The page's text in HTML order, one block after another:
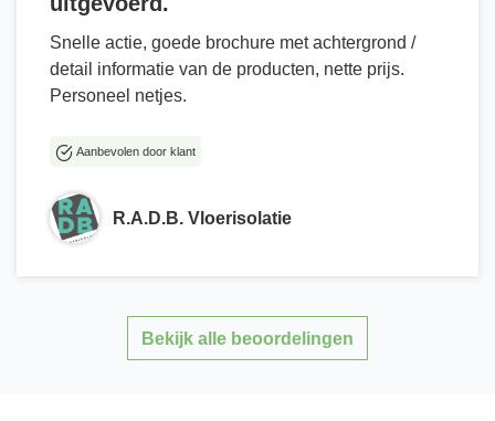
Snelle actie, goede brochure met achtergrond /
detail informatie van de producten, nette prijs.
Personeel netjes.
R.A.D.B. Vloerisolatie
Aanbevolen door klant
Bekijk alle beoordelingen